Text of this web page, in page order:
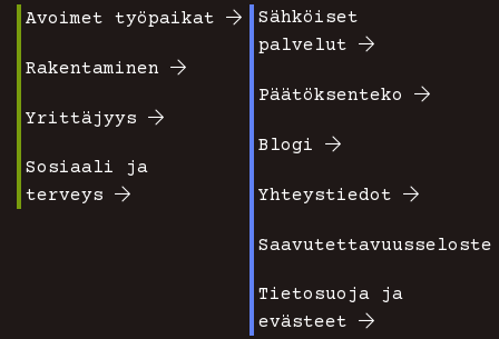
valikko
1
Avoimet työpaikat
Rakentaminen
Yrittäjyys
Sosiaali ja
terveys
Footer
2
Sähköiset
palvelut
Päätöksenteko
Blogi
Yhteystiedot
Saavutettavuusseloste
Tietosuoja ja
evästeet